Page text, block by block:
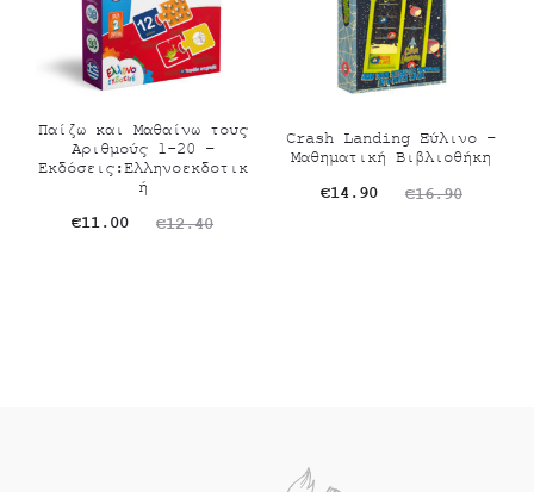
Παίζω και Μαθαίνω τους
Αριθμούς 1-20 –
Εκδόσεις:Ελληνοεκδοτικ
ή
€12.40
Original
€11.00
Η
Crash Landing Ξύλινο –
Μαθηματική Βιβλιοθήκη
€16.90
Original
€14.90
Η